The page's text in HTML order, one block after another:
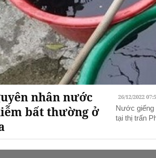
nhân nước
bất thường ở
26/12/2022
Nước giếng
tại thị trấn